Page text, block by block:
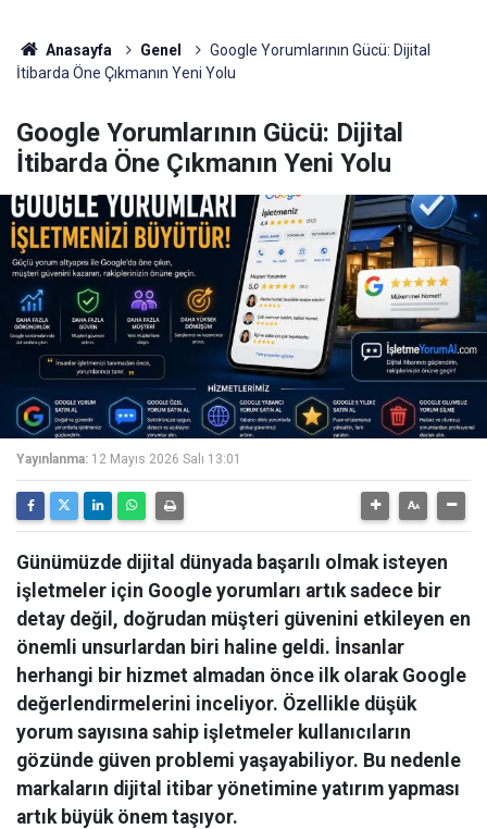
Anasayfa Genel
Google Yorumlarının Gücü: Dijital
İtibarda Öne Çıkmanın Yeni Yolu
Google Yorumlarının Gücü: Dijital
İtibarda Öne Çıkmanın Yeni Yolu
Yayınlanma: 12 Mayıs 2026 Salı 13:01
Günümüzde dijital dünyada başarılı olmak isteyen
işletmeler için Google yorumları artık sadece bir
detay değil, doğrudan müşteri güvenini etkileyen en
önemli unsurlardan biri haline geldi. İnsanlar
herhangi bir hizmet almadan önce ilk olarak Google
değerlendirmelerini inceliyor. Özellikle düşük
yorum sayısına sahip işletmeler kullanıcıların
gözünde güven problemi yaşayabiliyor. Bu nedenle
markaların dijital itibar yönetimine yatırım yapması
artık büyük önem taşıyor.